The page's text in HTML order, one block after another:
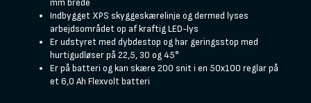
mm brede
Indbygget XPS skyggeskærelinje og dermed lyses
arbejdsområdet op af kraftig LED-lys
Er udstyret med dybdestop og har geringsstop med
hurtigudløser på 22,5, 30 og 45°
Er på batteri og kan skære 200 snit i en 50x100 reglar på
et 6,0 Ah Flexvolt batteri